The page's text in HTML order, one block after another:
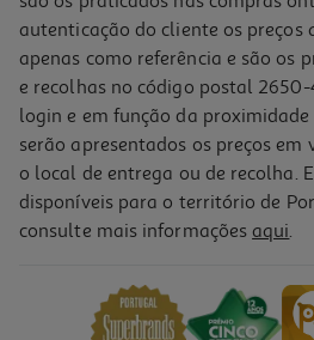
-10%
O Leão Que Temos Cá Dentro
PVP de editor
12,51 €
autenticação do cliente os preços
apenas como referência e são os
e recolhas no código postal
login e em função da
serão apresentados os preços em
o local de entrega ou de recolha.
disponíveis para o território de
consulte mais informações aqui.